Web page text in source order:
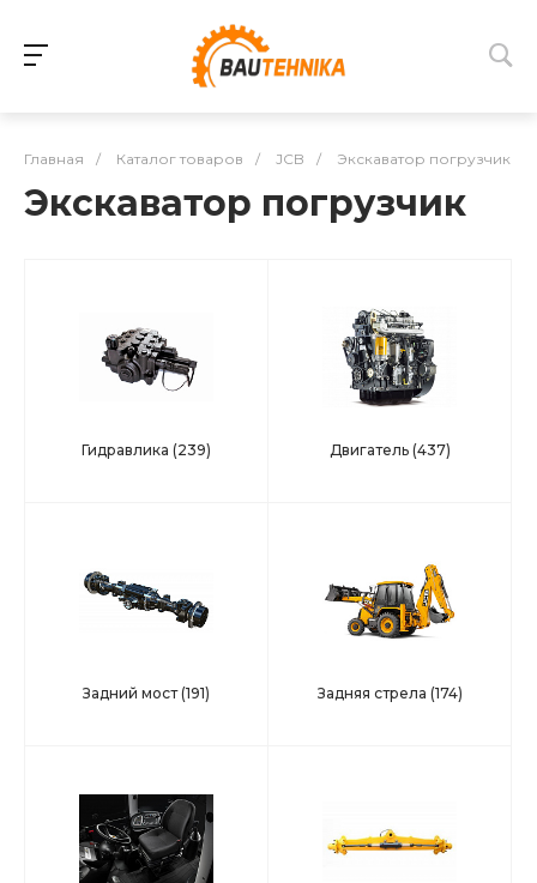
Главная / Каталог товаров / JCB / Экскаватор погрузчик
Экскаватор погрузчик
Гидравлика (239) Двигатель (437)
Задний мост(191) Задняя стрела (174)